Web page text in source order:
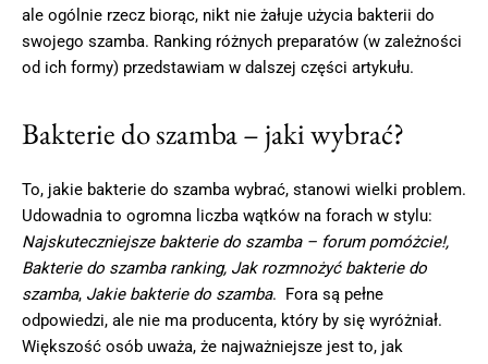
ale ogólnie rzecz biorąc, nikt nie żałuje użycia bakterii do
swojego szamba. Ranking różnych preparatów (w zależności
od ich formy) przedstawiam w dalszej części artykułu.
Bakterie do szamba – jaki wybrać?
To, jakie bakterie do szamba wybrać, stanowi wielki problem.
Udowadnia to ogromna liczba wątków na forach w stylu:
Najskuteczniejsze bakterie do szamba – forum pomóżcie!,
Bakterie do szamba ranking, Jak rozmnożyć bakterie do
szamba, Jakie bakterie do szamba. Fora są pełne
odpowiedzi, ale nie ma producenta, który by się wyróżniał.
Większość osób uważa, że najważniejsze jest to, jak